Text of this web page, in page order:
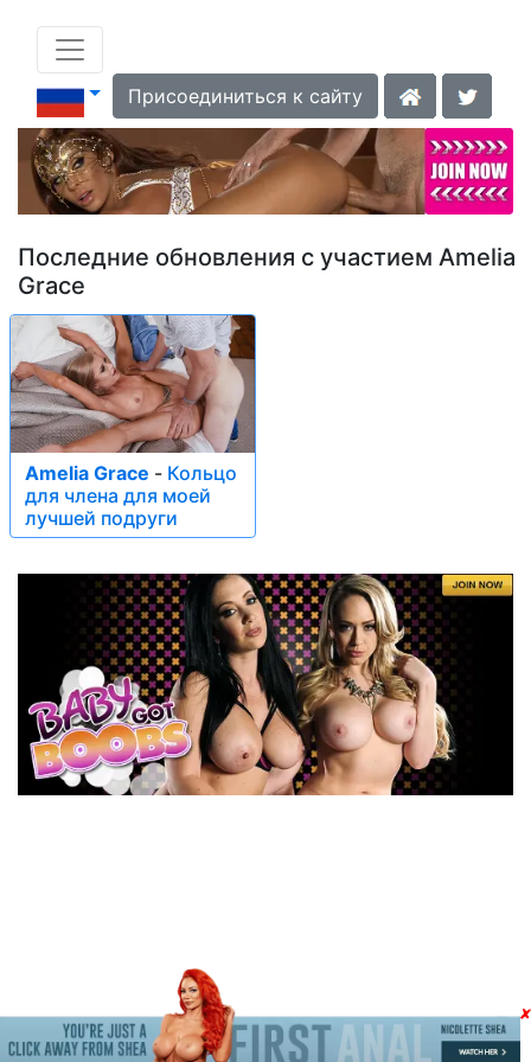
Присоединиться к сайту
Последние обновления с участием Amelia
Grace
Amelia Grace - Кольцо
для члена для моей
лучшей подруги